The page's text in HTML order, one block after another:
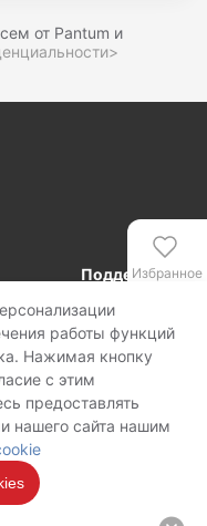
от Pantum и
работы функций
Нажимая кнопку
с этим
предоставлять
нашего сайта нашим
Избранное
Сравнение
Поддержка
Для сотрудников
Для партнеров
Личный кабинет
Все права защищены
данных
cookie